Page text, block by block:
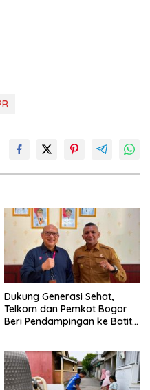
Dukung Generasi Sehat,
Telkom dan Pemkot Bogor
Beri Pendampingan ke Batita